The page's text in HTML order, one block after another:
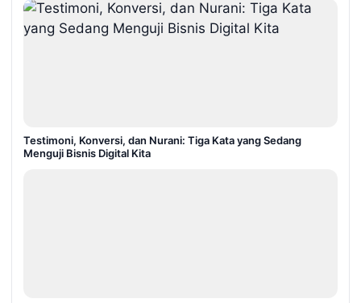
Testimoni, Konversi, dan Nurani: Tiga Kata yang Sedang
Menguji Bisnis Digital Kita